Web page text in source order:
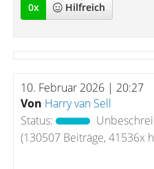
0x Hilfreich
10. Februar 2026 | 20:27
Von Harry van Sell
Status:
(130507 Beiträge, 41536x